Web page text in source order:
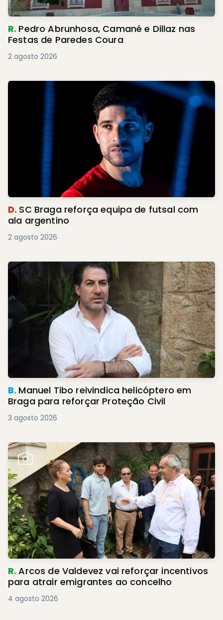
R. Pedro Abrunhosa, Camané e Dillaz nas
Festas de Paredes Coura
2 agosto 2026
D. SC Braga reforça equipa de futsal com
ala argentino
2 agosto 2026
B. Manuel Tibo reivindica helicóptero em
Braga para reforçar Proteção Civil
3 agosto 2026
R.Arcos de Valdevez vai reforçar incentivos
para atrair emigrantes ao concelho
4 agosto 2026